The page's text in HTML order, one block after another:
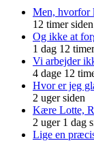
Men, hvorfor
12 timer siden
Og ikke at
1 dag 12
Vi arbejder
4 dage 12
Hvor er jeg
2 uger siden
Kære Lotte,
2 uger 1 dag
Lige en